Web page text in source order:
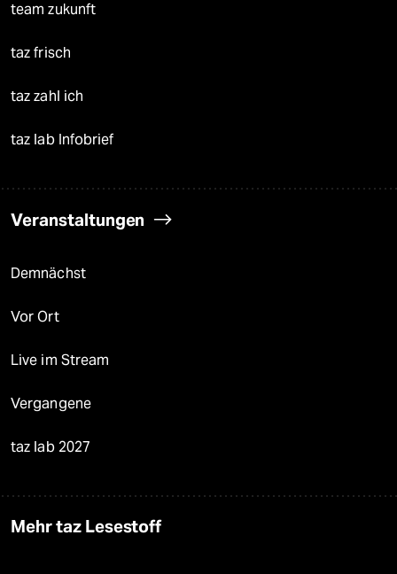
team zukunft
taz frisch
taz zahl ich
taz lab Infobrief
Veranstaltungen
Demnächst
Vor Ort
Live im Stream
Vergangene
taz lab 2027
Mehr taz Lesestoff